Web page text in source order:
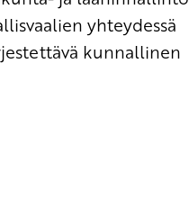
yhteydessä
kunnallinen